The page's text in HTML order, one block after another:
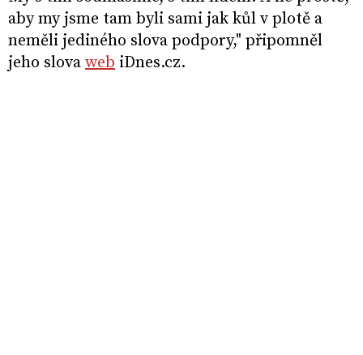
aby my jsme tam byli sami jak kůl v plotě a
neměli jediného slova podpory," připomněl
jeho slova web iDnes.cz.